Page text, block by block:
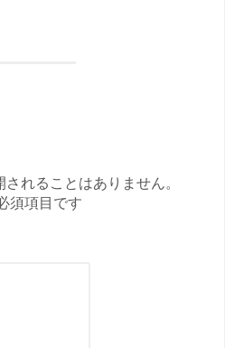
れることはありません。
須項目です